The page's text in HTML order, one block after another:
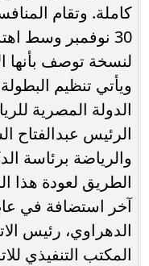
30 نوفمبر وسط
لنسخة توصف بأنها
ويأتي تنظيم
الدولة المصرية
الرئيس عبدالفتاح
والرياضة برئاسة
الطريق لعودة هذا
الدهراوي، رئيس
المكتب التنفيذي